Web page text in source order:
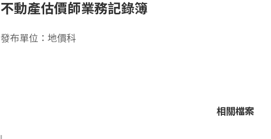
不動產估價師業務記錄簿
發布單位：地價科
相關檔案